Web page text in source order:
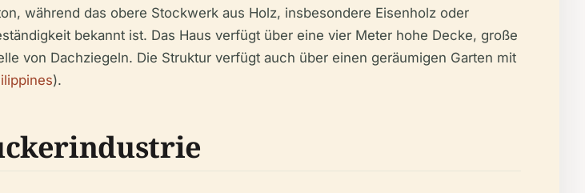
während das obere Stockwerk aus Holz, insbesondere Eisenholz oder
bekannt ist. Das Haus verfügt über eine vier Meter hohe Decke, große
von Dachziegeln. Die Struktur verfügt auch über einen geräumigen Garten mit
).